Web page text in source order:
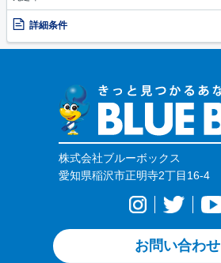
詳細条件
株式会社ブルーボックス
愛知県稲沢市正明寺2丁目16-4
お問い合わせ